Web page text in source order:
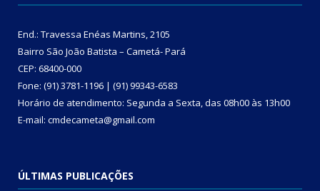
End.: Travessa Enéas Martins, 2105
Bairro São João Batista – Cametá- Pará
CEP: 68400-000
Fone: (91) 3781-1196 | (91) 99343-6583
Horário de atendimento: Segunda a Sexta, das 08h00 às 13h00
E-mail: cmdecameta@gmail.com
ÚLTIMAS PUBLICAÇÕES